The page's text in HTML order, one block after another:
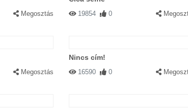
Megosztás 19854 0
Megosztás
Nincs cím!
16590 0